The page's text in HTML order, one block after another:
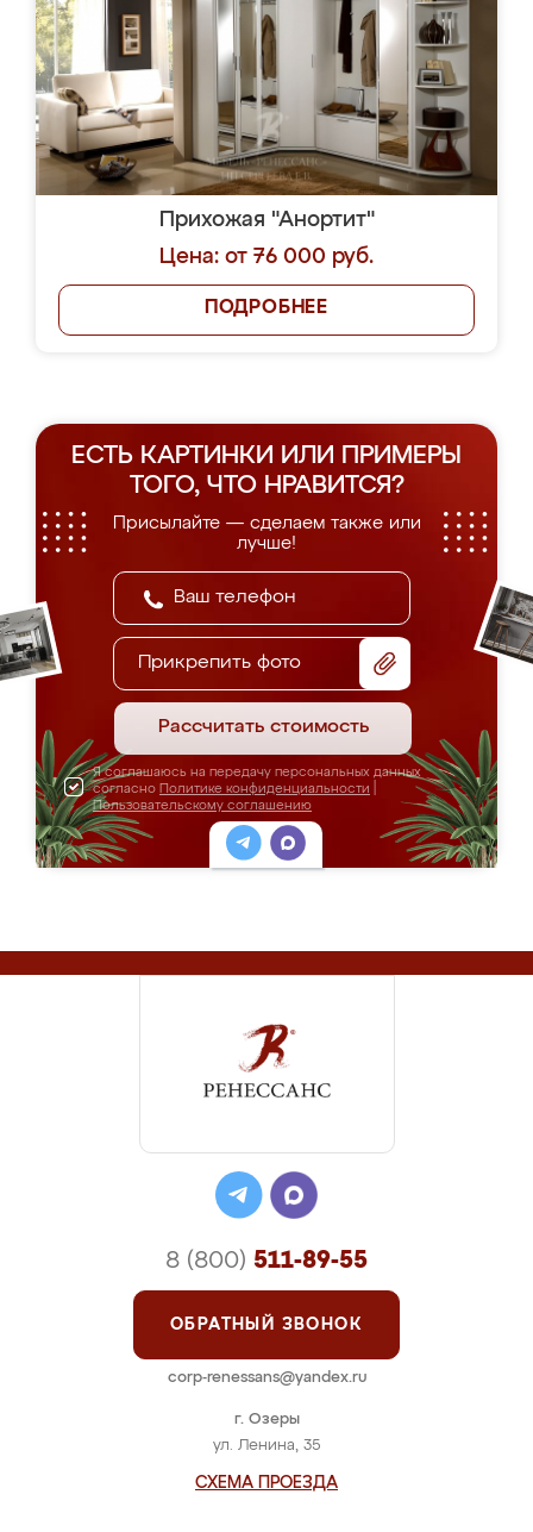
Прихожая "Анортит"
Цена: от 76 000 руб.
ПОДРОБНЕЕ
ЕСТЬ КАРТИНКИ ИЛИ ПРИМЕРЫ
ТОГО, ЧТО НРАВИТСЯ?
Присылайте — сделаем также или
лучше!
Прикрепить фото
Рассчитать стоимость
Я соглашаюсь на передачу персональных данных
согласно Политике конфиденциальности
Пользовательскому соглашению
г. Озеры
ул. Ленина, 35
СХЕМА ПРОЕЗДА
8 (800) 511-89-55
ОБРАТНЫЙ ЗВОНОК
corp-renessans@yandex.ru